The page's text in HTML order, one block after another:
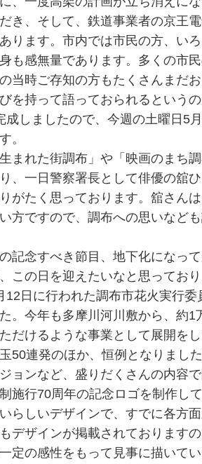
き、そして、鉄道事業者の京王
ります。市内では市民の方、い
も感無量であります。多くの市
当時ご存知の方もたくさんまだ
を持って語っておられるという
成しましたので、今週の土曜日5
。
まれた街調布」や「映画のまち
、一日警察署長として俳優の舘
がたく思っております。舘さん
方ですので、調布への思いなど
記念すべき節目、地下化になっ
この日を迎えたいなと思っており
12日に行われた調布市花火実行
。今年も多摩川河川敷から、約1
だけるような事業として展開をし
50連発のほか、恒例となりまし
ョンなど、盛りだくさんの内容
施行70周年の記念ロゴを制作し
らしいデザインで、すでに各方
デザインが掲載されております
定の感性をもって見事に描いて